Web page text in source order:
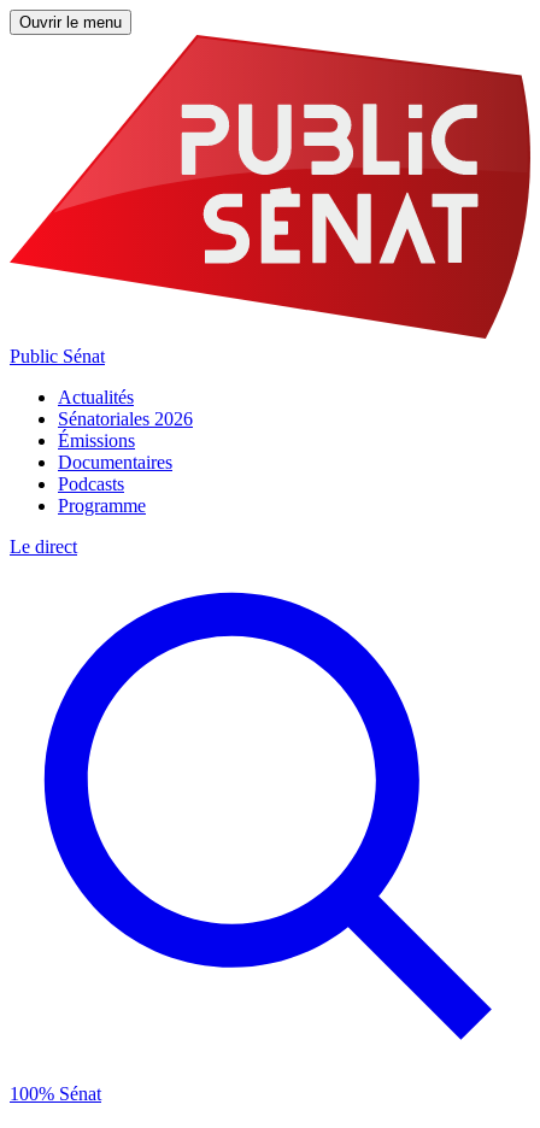
Ouvrir le menu
Public Sénat
Actualités
Sénatoriales 2026
Émissions
Documentaires
Podcasts
Programme
Le direct
100% Sénat